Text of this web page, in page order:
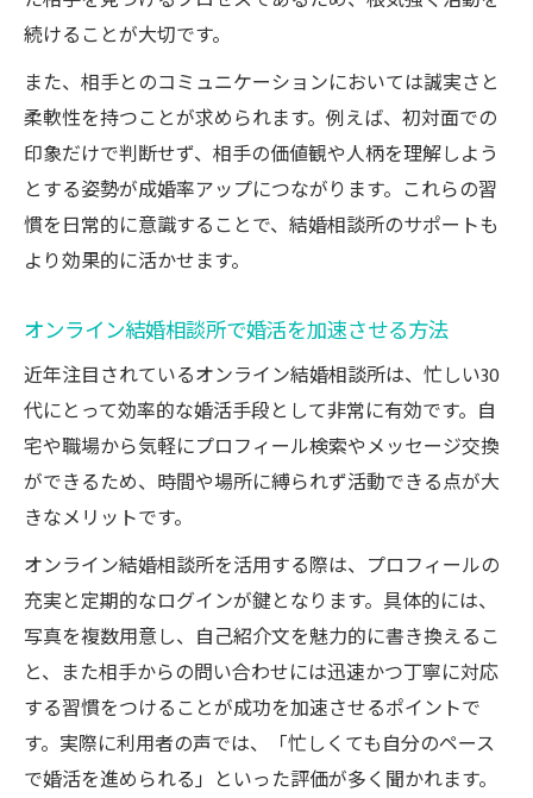
続けることが大切です。
また、相手とのコミュニケーションにおいては誠実さと
柔軟性を持つことが求められます。例えば、初対面での
印象だけで判断せず、相手の価値観や人柄を理解しよう
とする姿勢が成婚率アップにつながります。これらの習
慣を日常的に意識することで、結婚相談所のサポートも
より効果的に活かせます。
オンライン結婚相談所で婚活を加速させる方法
近年注目されているオンライン結婚相談所は、忙しい30
代にとって効率的な婚活手段として非常に有効です。自
宅や職場から気軽にプロフィール検索やメッセージ交換
ができるため、時間や場所に縛られず活動できる点が大
きなメリットです。
オンライン結婚相談所を活用する際は、プロフィールの
充実と定期的なログインが鍵となります。具体的には、
写真を複数用意し、自己紹介文を魅力的に書き換えるこ
と、また相手からの問い合わせには迅速かつ丁寧に対応
する習慣をつけることが成功を加速させるポイントで
す。実際に利用者の声では、「忙しくても自分のペース
で婚活を進められる」といった評価が多く聞かれます。